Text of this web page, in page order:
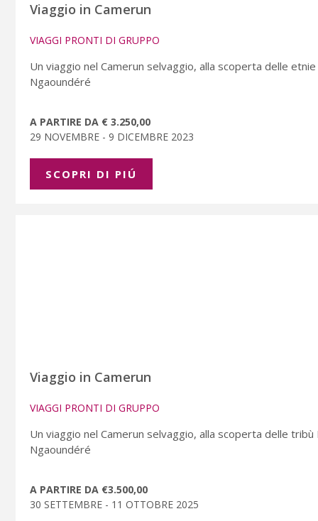
Viaggio in Camerun
VIAGGI PRONTI DI GRUPPO
Un viaggio nel Camerun selvaggio, alla scoperta delle
Ngaoundéré
A PARTIRE DA € 3.250,00
29 NOVEMBRE - 9 DICEMBRE 2023
SCOPRI DI PIÚ
Viaggio in Camerun
VIAGGI PRONTI DI GRUPPO
Un viaggio nel Camerun selvaggio, alla scoperta delle
Ngaoundéré
A PARTIRE DA €3.500,00
30 SETTEMBRE - 11 OTTOBRE 2025